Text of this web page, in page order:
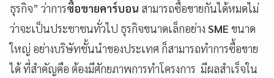
ธุรกิจ” ว่าการซื้อขายคาร์บอน สามารถซื้อขายกันได้หมดไม่
ว่าจะเป็นประชาชนทั่วไป ธุรกิจขนาดเล็กอย่าง SME ขนาด
ใหญ่ อย่างบริษัทชั้นนำของประเทศ ก็สามารถทำการซื้อขาย
ได้ ที่สำคัญคือ ต้องมีศักยภาพการทำโครงการ มีผลสำเร็จใน